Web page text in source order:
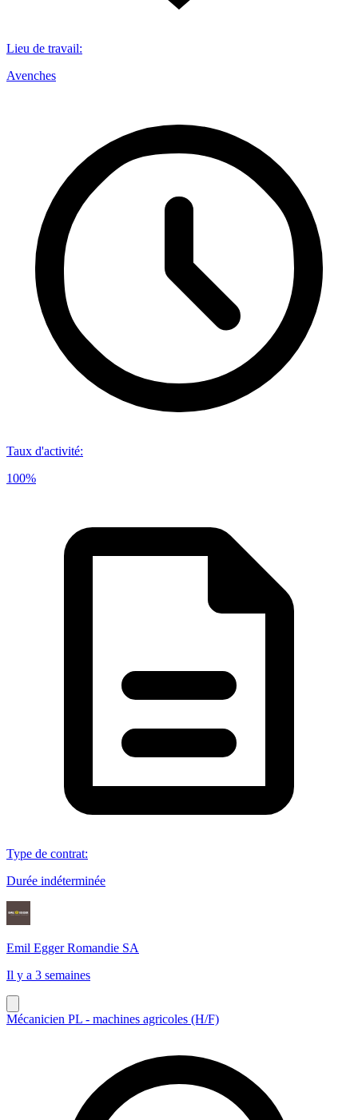
Lieu de travail:
Avenches
Taux d'activité:
100%
Type de contrat:
Durée indéterminée
Emil Egger Romandie SA
Il y a 3 semaines
Mécanicien PL - machines agricoles (H/F)